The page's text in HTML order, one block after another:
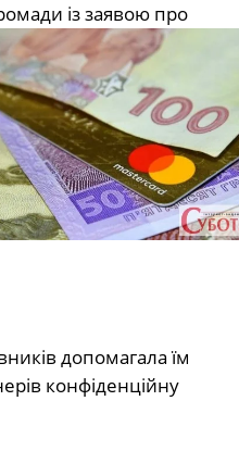
із заявою про
допомагала їм
конфіденційну